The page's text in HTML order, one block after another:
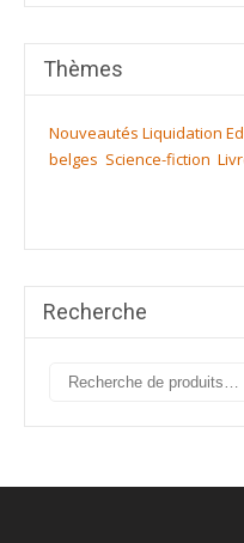
Thèmes
Nouveautés Liquidation
belges Science-fiction
Recherche
Recherche